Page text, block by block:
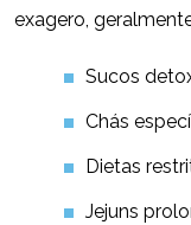
exagero,
Sucos
Chás
Dietas
Jejuns